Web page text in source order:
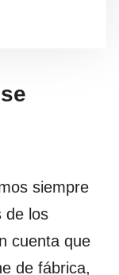
siempre
de los
cuenta que
de fábrica,